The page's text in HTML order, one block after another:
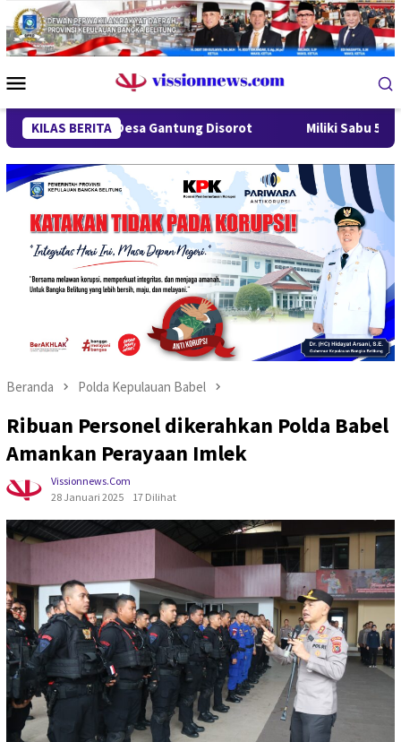
Loncat
ke
konten
Mobile
KILAS BERITA
Desa Gantung Disorot Miliki Sabu 50 Gram, IRT di
Beranda Polda Kepulauan Babel
Ribuan Personel dikerahkan Polda Babel
Amankan Perayaan Imlek
Vissionnews.com
28 Januari 2025
17 Dilihat